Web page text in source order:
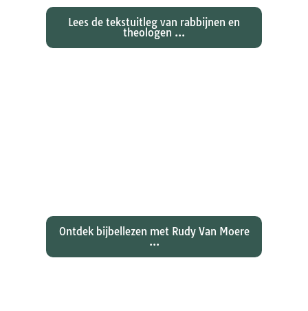
Lees de tekstuitleg van rabbijnen en
theologen ...
Ontdek bijbellezen met Rudy Van Moere
...